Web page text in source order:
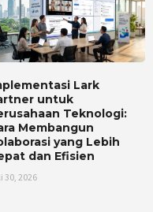
Lark
untuk
Teknologi:
Membangun
yang Lebih
dan Efisien
30, 2026